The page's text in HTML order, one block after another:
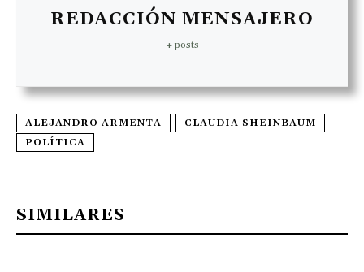
REDACCIÓN MENSAJERO
+ posts
ALEJANDRO ARMENTA
CLAUDIA SHEINBAUM
POLÍTICA
SIMILARES